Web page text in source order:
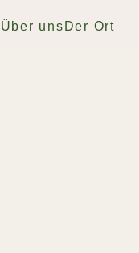
Über uns Der Ort